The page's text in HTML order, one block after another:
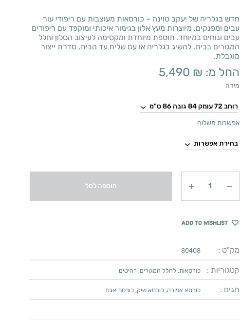
חדש בגלריה של יעקב טוינה – כורסאות מעוצבות עם ריפודי עור
עבים ומפנקים. מיוצרות מעץ אלון בגימור איכותי ומוקפד עם ריפודים
עבים ונוחים במיוחד. תוספת מיוחדת ומקסימה לעיצוב הסלון וחלל
המגורים בבית. להשיג בגלריה או עם שליח עד הבית, סדרת ייצור
מוגבלת.
החל מ: 5,490 ₪
מידה
אפשרות משלוח
הוספה לסל
ADD TO WISHLIST
מק"ט : 80408
קטגוריות : כורסאות, לחלל המגורים, רהיטים
תגים : כורסא אפורה, כורסא שיק, כורסת אגוז